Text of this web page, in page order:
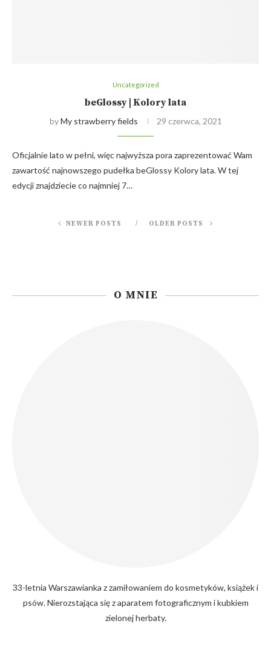
Uncategorized
beGlossy | Kolory lata
byMy strawberry fields 29 czerwca, 2021
Oficjalnie lato w pełni, więc najwyższa pora zaprezentować Wam
zawartość najnowszego pudełka beGlossy Kolory lata. W tej
edycji znajdziecie co najmniej 7…
NEWER POSTS OLDER POSTS
O MNIE
33-letnia Warszawianka z zamiłowaniem do kosmetyków, książek i
psów. Nierozstająca się z aparatem fotograficznym i kubkiem
zielonej herbaty.